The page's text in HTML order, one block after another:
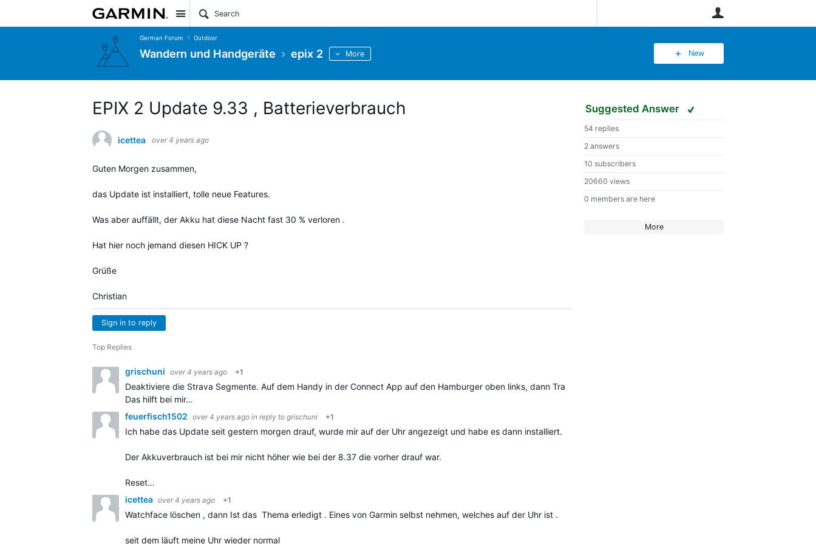
Site
German Forum Outdoor
Wandern und Handgeräte epix 2 More New
Suggested Answer
54 replies
2 answers
10 subscribers
20660 views
0 members are here
More
EPIX 2 Update 9.33 , Batterieverbrauch
icettea over 4 years ago
Guten Morgen zusammen,
das Update ist installiert, tolle neue Features.
Was aber auffällt, der Akku hat diese Nacht fast 30 % verloren .
Hat hier noch jemand diesen HICK UP ?
Grüße
Christian
Sign in to reply
Top Replies
grischuni over 4 years ago +1
Deaktiviere die Strava Segmente. Auf dem Handy in der Connect App auf den Hamburger oben links, dann Training -> Segmente und da auf Garmin-Segmente umstellen (3
Das hilft bei mir…
feuerfisch1502 over 4 years ago in reply to grischuni +1
Ich habe das Update seit gestern morgen drauf, wurde mir auf der Uhr angezeigt und habe es dann installiert.
Der Akkuverbrauch ist bei mir nicht höher wie bei der 8.37 die vorher drauf war.
Reset…
icettea over 4 years ago +1
Watchface löschen , dann Ist das Thema erledigt . Eines von Garmin selbst nehmen, welches auf der Uhr ist .
seit dem läuft meine Uhr wieder normal